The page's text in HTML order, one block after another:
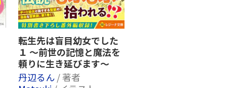
転生先は盲目幼女でした
１ ～前世の記憶と魔法を
頼りに生き延びます～
丹辺るん/ 著者